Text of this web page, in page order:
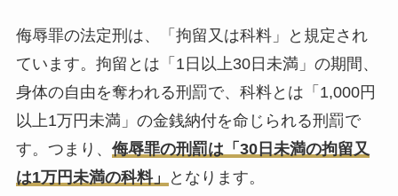
侮辱罪の法定刑は、「拘留又は科料」と規定され
ています。拘留とは「1日以上30日未満」の期間、
身体の自由を奪われる刑罰で、科料とは「1,000円
以上1万円未満」の金銭納付を命じられる刑罰で
す。つまり、 侮辱罪の刑罰は「30日未満の拘留又
は1万円未満の科料」
となります。